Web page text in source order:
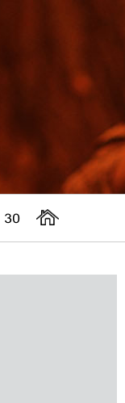
30 يــوم